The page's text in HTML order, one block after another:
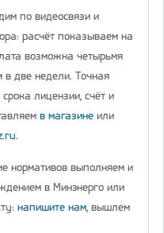
по видеосвязи и
расчёт показываем на
возможна четырьмя
две недели. Точная
лицензии, счёт и
в магазине или
.
нормативов выполняем и
в Минэнерго или
напишите нам, вышлем